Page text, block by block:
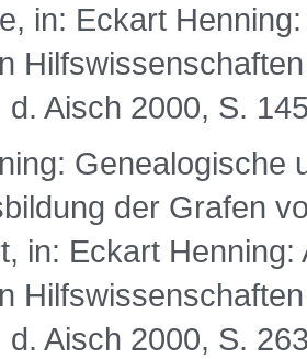
in: Eckart
d. Aisch 2000, S.
Genealogische
der Grafen
in: Eckart
d. Aisch 2000, S.